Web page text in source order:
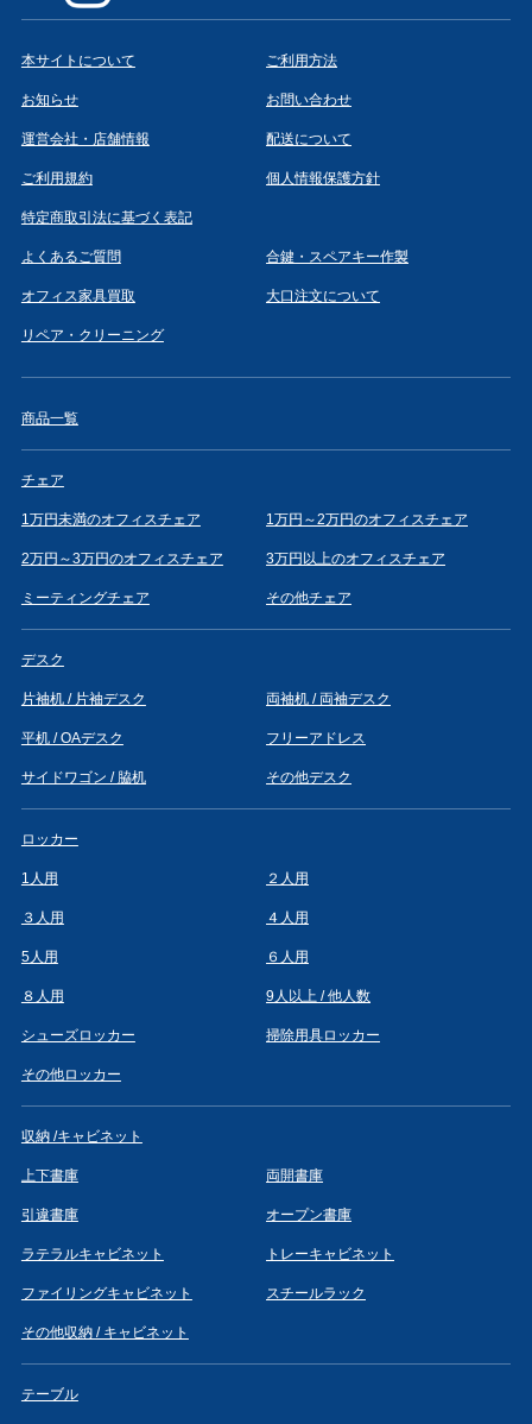
本サイトについて ご利用方法
お知らせ お問い合わせ
運営会社・店舗情報 配送について
ご利用規約 個人情報保護方針
特定商取引法に基づく表記
よくあるご質問 合鍵・スペアキー作製
オフィス家具買取 大口注文について
リペア・クリーニング
商品一覧
チェア
1万円未満のオフィスチェア 1万円～2万円のオフィスチェア
2万円～3万円のオフィスチェア 3万円以上のオフィスチェア
ミーティングチェア その他チェア
デスク
片袖机 / 片袖デスク 両袖机 / 両袖デスク
平机 / OAデスク フリーアドレス
サイドワゴン / 脇机 その他デスク
ロッカー
1人用 ２人用
３人用 ４人用
5人用 ６人用
８人用 9人以上 / 他人数
シューズロッカー 掃除用具ロッカー
その他ロッカー
収納 /キャビネット
上下書庫 両開書庫
引違書庫 オープン書庫
ラテラルキャビネット トレーキャビネット
ファイリングキャビネット スチールラック
その他収納 / キャビネット
テーブル